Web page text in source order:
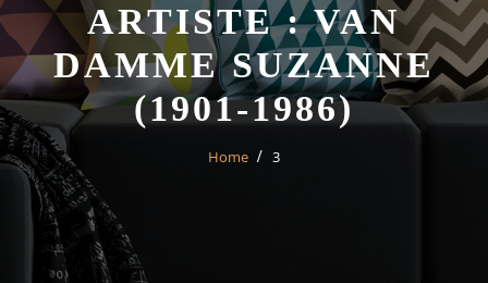
ARTISTE :VAN
DAMME SUZANNE
(1901-1986)
Home 3